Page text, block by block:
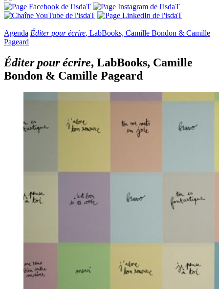
Agenda Éditer pour écrire, LabBooks, Camille Bondon & Camille
Pageard
Éditer pour écrire, LabBooks, Camille
Bondon & Camille Pageard